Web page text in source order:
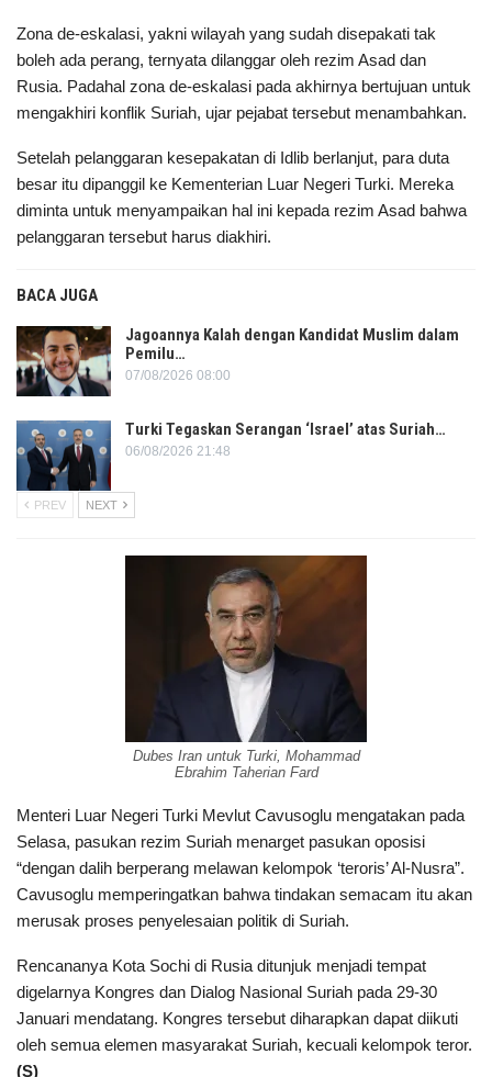
Zona de-eskalasi, yakni wilayah yang sudah disepakati tak
boleh ada perang, ternyata dilanggar oleh rezim Asad dan
Rusia. Padahal zona de-eskalasi pada akhirnya bertujuan untuk
mengakhiri konflik Suriah, ujar pejabat tersebut menambahkan.
Setelah pelanggaran kesepakatan di Idlib berlanjut, para duta
besar itu dipanggil ke Kementerian Luar Negeri Turki. Mereka
diminta untuk menyampaikan hal ini kepada rezim Asad bahwa
pelanggaran tersebut harus diakhiri.
BACA JUGA
Jagoannya Kalah dengan Kandidat Muslim dalam
Pemilu…
07/08/2026 08:00
Turki Tegaskan Serangan ‘Israel’ atas Suriah…
06/08/2026 21:48
PREV NEXT
Dubes Iran untuk Turki, Mohammad
Ebrahim Taherian Fard
Menteri Luar Negeri Turki Mevlut Cavusoglu mengatakan pada
Selasa, pasukan rezim Suriah menarget pasukan oposisi
“dengan dalih berperang melawan kelompok ‘teroris’ Al-Nusra”.
Cavusoglu memperingatkan bahwa tindakan semacam itu akan
merusak proses penyelesaian politik di Suriah.
Rencananya Kota Sochi di Rusia ditunjuk menjadi tempat
digelarnya Kongres dan Dialog Nasional Suriah pada 29-30
Januari mendatang. Kongres tersebut diharapkan dapat diikuti
oleh semua elemen masyarakat Suriah, kecuali kelompok teror.
(S)